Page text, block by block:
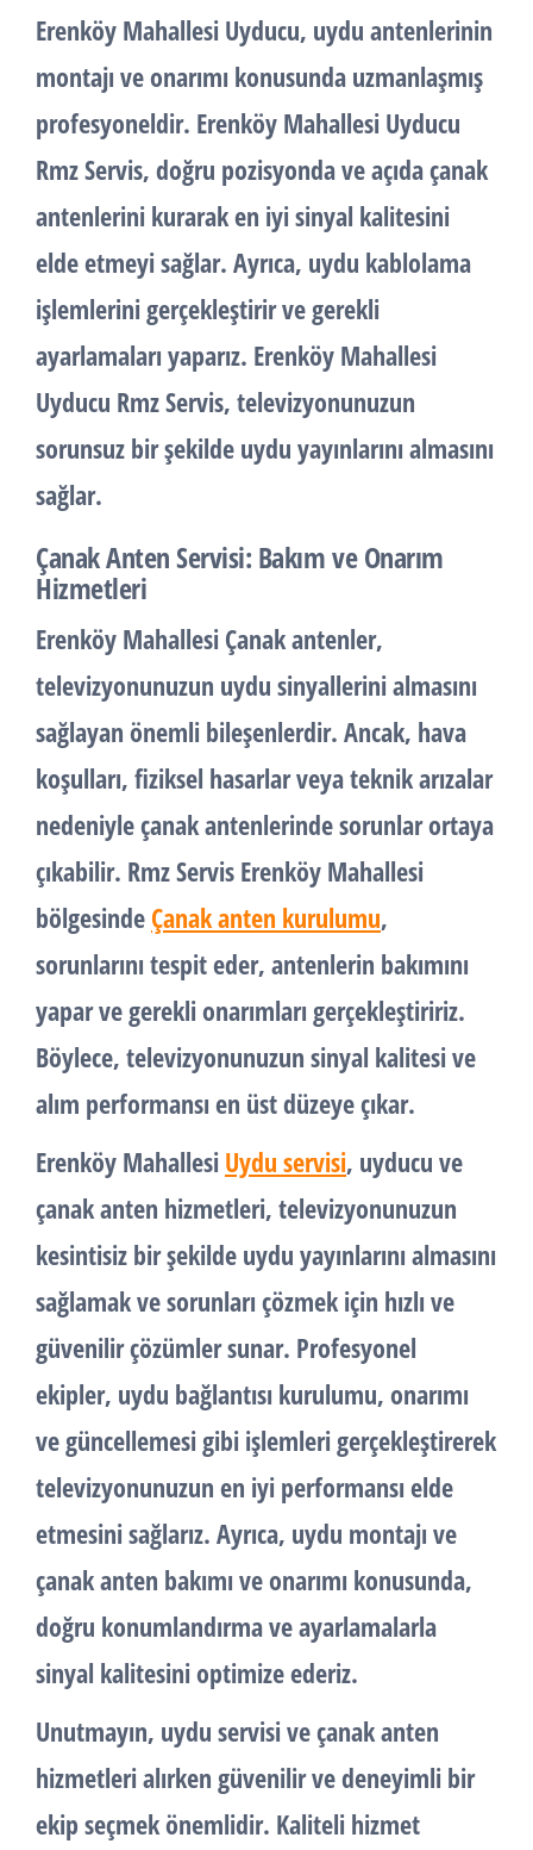
Erenköy Mahallesi Uyducu, uydu antenlerinin
montajı ve onarımı konusunda uzmanlaşmış
profesyoneldir. Erenköy Mahallesi Uyducu
Rmz Servis, doğru pozisyonda ve açıda çanak
antenlerini kurarak en iyi sinyal kalitesini
elde etmeyi sağlar. Ayrıca, uydu kablolama
işlemlerini gerçekleştirir ve gerekli
ayarlamaları yaparız. Erenköy Mahallesi
Uyducu Rmz Servis, televizyonunuzun
sorunsuz bir şekilde uydu yayınlarını almasını
sağlar.
Çanak Anten Servisi: Bakım ve Onarım
Hizmetleri
Erenköy Mahallesi Çanak antenler,
televizyonunuzun uydu sinyallerini almasını
sağlayan önemli bileşenlerdir. Ancak, hava
koşulları, fiziksel hasarlar veya teknik arızalar
nedeniyle çanak antenlerinde sorunlar ortaya
çıkabilir. Rmz Servis Erenköy Mahallesi
bölgesinde Çanak anten kurulumu,
sorunlarını tespit eder, antenlerin bakımını
yapar ve gerekli onarımları gerçekleştiririz.
Böylece, televizyonunuzun sinyal kalitesi ve
alım performansı en üst düzeye çıkar.
Erenköy Mahallesi Uydu servisi, uyducu ve
çanak anten hizmetleri, televizyonunuzun
kesintisiz bir şekilde uydu yayınlarını almasını
sağlamak ve sorunları çözmek için hızlı ve
güvenilir çözümler sunar. Profesyonel
ekipler, uydu bağlantısı kurulumu, onarımı
ve güncellemesi gibi işlemleri gerçekleştirerek
televizyonunuzun en iyi performansı elde
etmesini sağlarız. Ayrıca, uydu montajı ve
çanak anten bakımı ve onarımı konusunda,
doğru konumlandırma ve ayarlamalarla
sinyal kalitesini optimize ederiz.
Unutmayın, uydu servisi ve çanak anten
hizmetleri alırken güvenilir ve deneyimli bir
ekip seçmek önemlidir. Kaliteli hizmet